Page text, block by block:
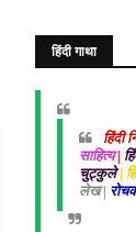
हिंदी गाथा
हिंदी
साहित्य|
चुट्कुले|
लेख |